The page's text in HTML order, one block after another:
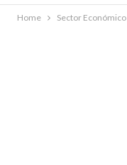
Home Sector Económico